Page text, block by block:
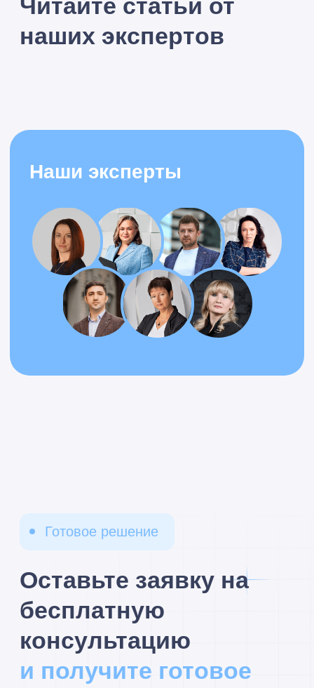
Александр
на обработку персональных данных
информацию о мероприятиях и специальные
предложения